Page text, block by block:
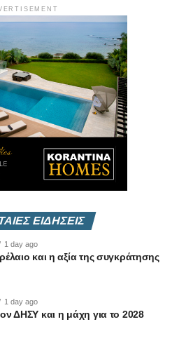
Κασάπης
στοVouli.TV
ΕΙΔΗΣΕΙΣ
1 day ago
και η αξία της συγκράτησης
1 day ago
ΔΗΣΥ και η μάχη για το 2028